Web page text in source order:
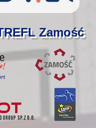
Zamość